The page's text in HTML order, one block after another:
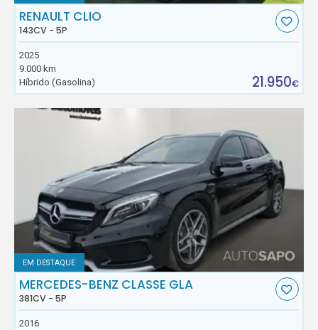
RENAULT CLIO
143CV - 5P
2025
9.000 km
Híbrido (Gasolina)
21.950€
EM DESTAQUE
MERCEDES-BENZ CLASSE GLA
381CV - 5P
2016